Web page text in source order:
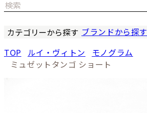
カテゴリーから探す
バッグ
小物
ブランドから探す
TOP ルイ・ヴィトン
モノグラム
ミュゼットタンゴ ショート